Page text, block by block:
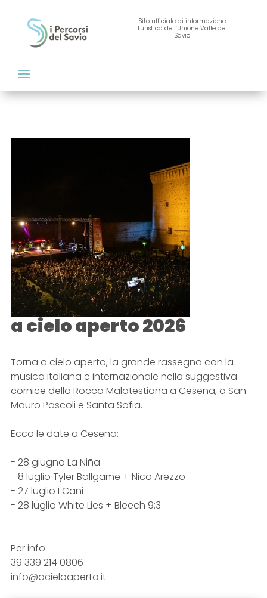
Sito ufficiale di informazione
turistica dell’Unione Valle del
Savio
a cielo aperto 2026
Torna a cielo aperto, la grande rassegna con la
musica italiana e internazionale nella suggestiva
cornice della Rocca Malatestiana a Cesena, a San
Mauro Pascoli e Santa Sofia.
Ecco le date a Cesena:
- 28 giugno La Niña
- 8 luglio Tyler Ballgame + Nico Arezzo
- 27 luglio I Cani
- 28 luglio White Lies + Bleech 9:3
Per info:
39 339 214 0806
info@acieloaperto.it